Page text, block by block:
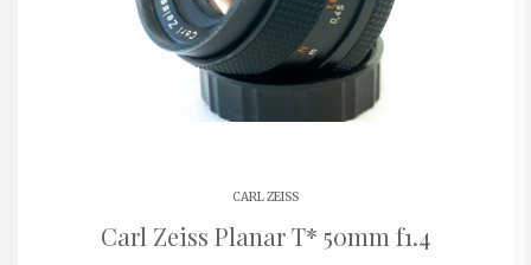
CARL ZEISS
Carl Zeiss Planar T* 50mm f1.4